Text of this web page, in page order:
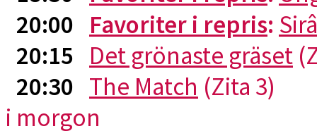
20:00 Favoriter i repris:
20:15 Det grönaste gräset
20:30 The Match (Zita 3)
i morgon